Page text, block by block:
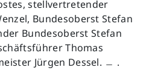
stellvertretender
Bundesoberst Stefan
Bundesoberst Stefan
Thomas
Jürgen Dessel. ﹘ .